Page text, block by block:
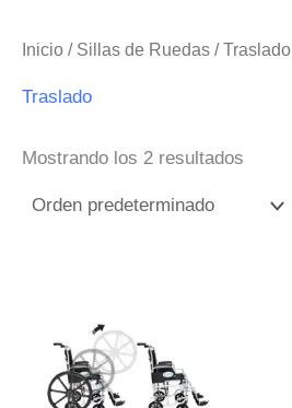
Inicio / Sillas de Ruedas / Traslado
Traslado
Mostrando los 2 resultados